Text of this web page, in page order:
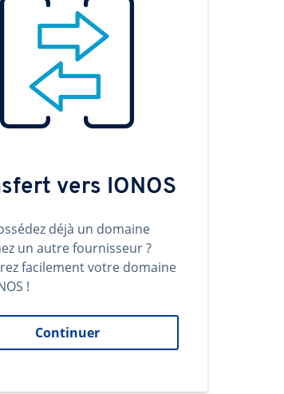
vers IONOS
déjà un domaine
un autre fournisseur ?
facilement votre domaine
!
Continuer